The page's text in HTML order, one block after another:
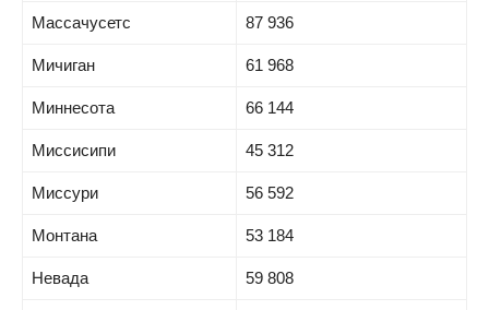
Массачусетс 87 936
Мичиган 61 968
Миннесота 66 144
Миссисипи 45 312
Миссури 56 592
Монтана 53 184
Невада 59 808